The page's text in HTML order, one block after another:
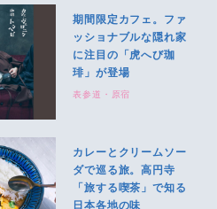
期間限定カフェ。ファ
ッショナブルな隠れ家
に注目の「虎へび珈
琲」が登場
表参道・原宿
カレーとクリームソー
ダで巡る旅。高円寺
「旅する喫茶」で知る
日本各地の味